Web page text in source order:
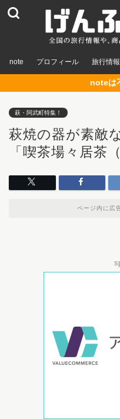
note プロフィール 旅行情報
noteは
萩・阿武町特集！
萩焼の器が素敵
「喫茶場々居茶
ページ内に広